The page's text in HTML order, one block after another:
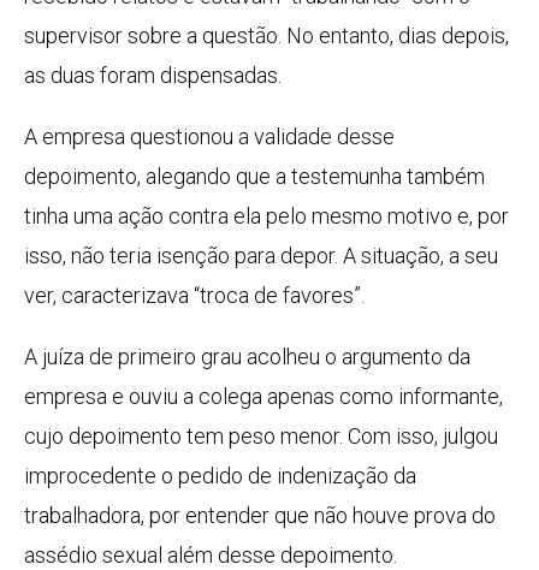
supervisor sobre a questão. No entanto, dias depois,
as duas foram dispensadas.
A empresa questionou a validade desse
depoimento, alegando que a testemunha também
tinha uma ação contra ela pelo mesmo motivo e, por
isso, não teria isenção para depor. A situação, a seu
ver, caracterizava “troca de favores”.
A juíza de primeiro grau acolheu o argumento da
empresa e ouviu a colega apenas como informante,
cujo depoimento tem peso menor. Com isso, julgou
improcedente o pedido de indenização da
trabalhadora, por entender que não houve prova do
assédio sexual além desse depoimento.